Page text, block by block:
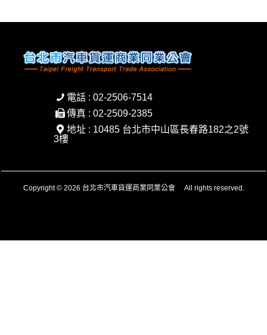
電話 : 02-2506-7514
傳真 : 02-2509-2385
地址 : 10485 台北市中山區長春路182之2號
3樓
Copyright © 2026 台北市汽車貨運商業同業公會 All rights reserved.